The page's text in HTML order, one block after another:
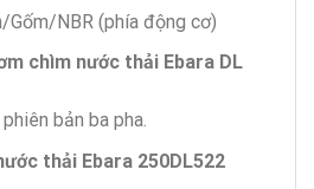
Gốm/NBR (phía động cơ)
chìm nước thải Ebara DL
bản ba pha.
thải Ebara 250DL522